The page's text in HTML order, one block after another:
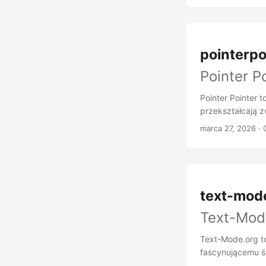
jednego artysty
w podróż przez
Animacja
interpretacje
Pointer
Pointer Pointer
przekształcają
genialny
Każdy ruch
zjednoczone
marca 27, 2026 ·
text-
Text-
Text-Mode.org
fascynującemu